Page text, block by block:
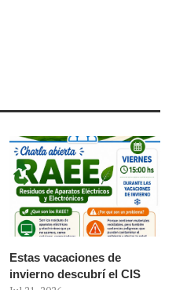
Estas vacaciones de
invierno descubrí el CIS